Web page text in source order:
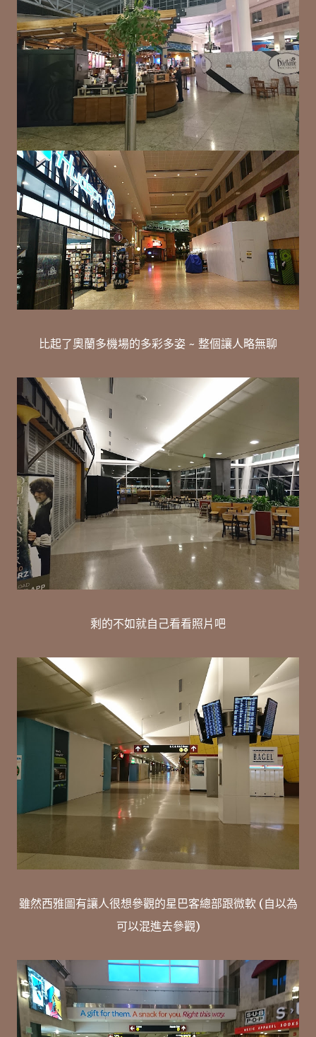
比起了奧蘭多機場的多彩多姿 ~ 整個讓人略無聊
剩的不如就自己看看照片吧
雖然西雅圖有讓人很想參觀的星巴客總部跟微軟 (自以為
可以混進去參觀)